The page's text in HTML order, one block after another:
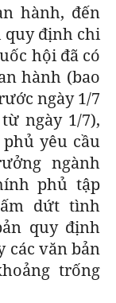
hành, đến
quy định chi
hội đã có
hành (bao
ngày 1/7
ngày 1/7),
yêu cầu
ngành
phủ tập
dứt tình
quy định
các văn bản
trống